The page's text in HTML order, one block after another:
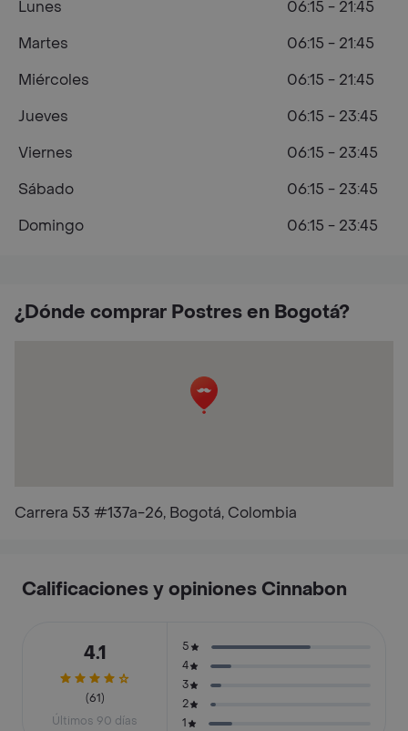
¿Dónde comprar Postres en Bogotá?
Carrera 53 #137a-26, Bogotá, Colombia
Lunes
06:15 - 21:45
Martes
06:15 - 21:45
Miércoles
06:15 - 21:45
Jueves
06:15 - 23:45
Viernes
06:15 - 23:45
Sábado
06:15 - 23:45
Domingo
06:15 - 23:45
Calificaciones y opiniones Cinnabon
4.1
(61)
Últimos 90 días
5
4
3
2
1